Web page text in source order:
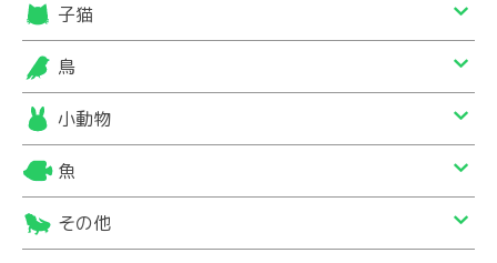
子猫
鳥
小動物
魚
その他